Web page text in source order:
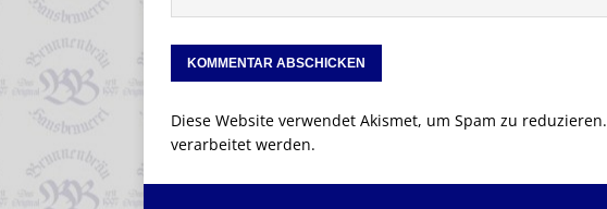
Diese Website verwendet Akismet, um Spam zu reduzieren.
verarbeitet werden.